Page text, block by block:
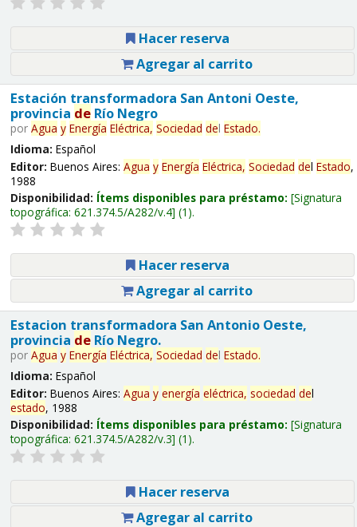
Hacer reserva
Agregar al carrito
Estación transformadora San Antoni Oeste,
provincia deRío Negro
por Agua y Energía Eléctrica, Sociedad del Estado.
Idioma: Español
Editor: Buenos Aires: Agua y Energía Eléctrica, Sociedad del Estado,
1988
Disponibilidad: Ítems disponibles para préstamo: Signatura
topográfica: 621.374.5/A282/v.4 (1).
Hacer reserva
Agregar al carrito
Estacion transformadora San Antonio Oeste,
provincia deRío Negro.
por Agua y Energía Eléctrica, Sociedad del Estado.
Idioma: Español
Editor: Buenos Aires: Agua y energía eléctrica, sociedad del
estado, 1988
Disponibilidad: Ítems disponibles para préstamo: Signatura
topográfica: 621.374.5/A282/v.3 (1).
Hacer reserva
Agregar al carrito